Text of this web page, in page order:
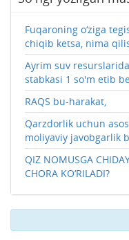
Fuqaroning o‘ziga
chiqib ketsa, nima
Ayrim suv
stabkasi 1 so'm etib
RAQS bu-harakat,
Qarzdorlik uchun
moliyaviy javobgarlik
QIZ NOMUSGA
CHORA KO‘RILADI?